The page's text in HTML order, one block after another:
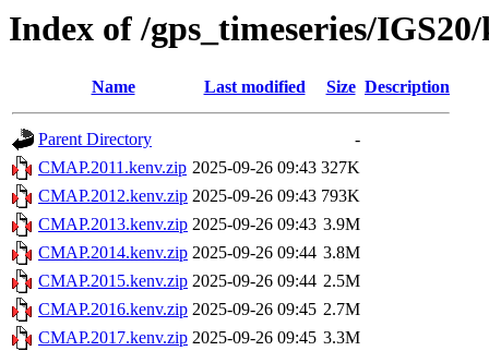
Index of /gps_timeseries/
Name Last modified Size Description
Parent Directory
-
CMAP.2011.kenv.zip 2025-09-26 09:43 327K
CMAP.2012.kenv.zip 2025-09-26 09:43 793K
CMAP.2013.kenv.zip 2025-09-26 09:43 3.9M
CMAP.2014.kenv.zip 2025-09-26 09:44 3.8M
CMAP.2015.kenv.zip 2025-09-26 09:44 2.5M
CMAP.2016.kenv.zip 2025-09-26 09:45 2.7M
CMAP.2017.kenv.zip 2025-09-26 09:45 3.3M